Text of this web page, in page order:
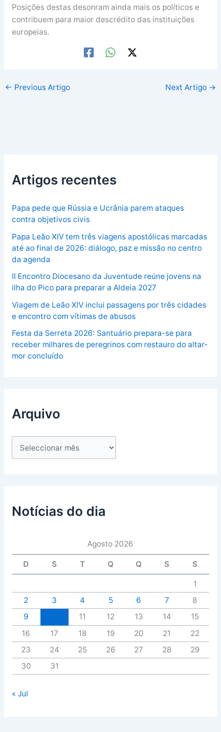
Posições destas desonram ainda mais os políticos e
contribuem para maior descrédito das instituições
europeias.
← Previous Artigo Next Artigo →
Artigos recentes
Papa pede que Rússia e Ucrânia parem ataques
contra objetivos civis
Papa Leão XIV tem três viagens apostólicas marcadas
até ao final de 2026: diálogo, paz e missão no centro
da agenda
II Encontro Diocesano da Juventude reúne jovens na
ilha do Pico para preparar a Aldeia 2027
Viagem de Leão XIV inclui passagens por três cidades
e encontro com vítimas de abusos
Festa da Serreta 2026: Santuário prepara-se para
receber milhares de peregrinos com restauro do altar-
mor concluído
Arquivo
Notícias do dia
Agosto 2026
D S T Q Q S S
1
2
3 4 5 6 7
8
9
11 12 13 14
15
16
17 18 19 20 21
22
23
24 25 26 27 28
29
30
31
« Jul